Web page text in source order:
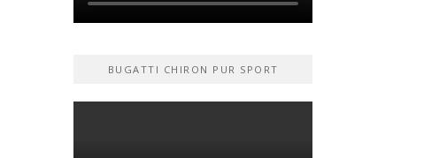
BUGATTI CHIRON PUR SPORT